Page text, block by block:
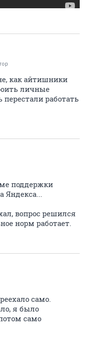
как айтишники
личные
работать
поддержки
Яндекса...
вопрос решился
норм работает.
само.
я было
само